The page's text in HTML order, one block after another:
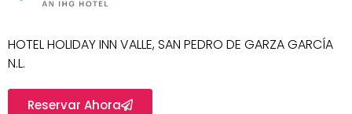
HOTEL HOLIDAY INN VALLE, SAN PEDRO DE GARZA GARCÍA
N.L.
Reservar Ahora